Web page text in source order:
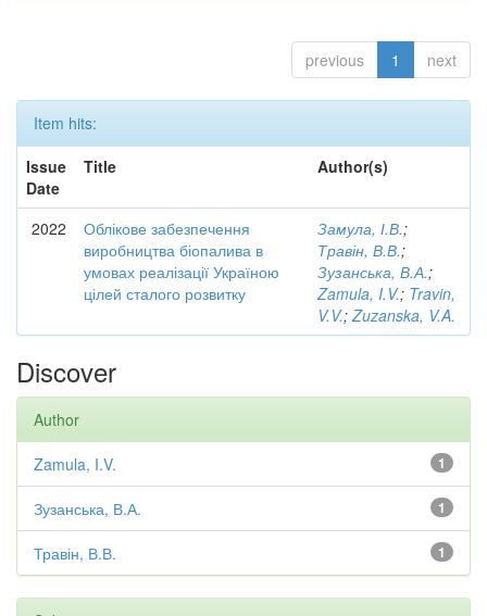
previous 1 next
Item hits:
Issue
Date
Title Author(s)
2022
Облікове забезпечення
виробництва біопалива в
умовах реалізації Україною
цілей сталого розвитку
Замула, І.В.;
Травін, В.В.;
Зузанська, В.А.;
Zamula, I.V.; Travin,
V.V.;Zuzanska, V.A.
Discover
Author
1
Zamula, I.V.
1
Зузанська, В.А.
1
Травін, В.В.